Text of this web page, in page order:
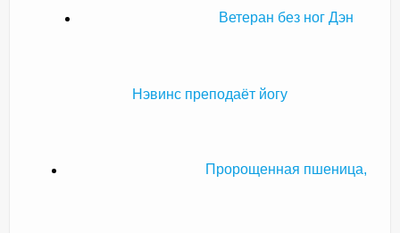
Ветеран без ног Дэн
Нэвинс преподаёт йогу
Пророщенная пшеница,